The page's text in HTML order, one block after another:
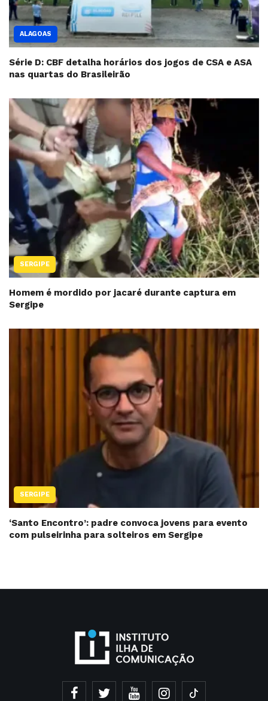
ALAGOAS
Série D: CBF detalha horários dos jogos de CSA e ASA
nas quartas do Brasileirão
SERGIPE
Homem é mordido por jacaré durante captura em
Sergipe
SERGIPE
‘Santo Encontro’: padre convoca jovens para evento
com pulseirinha para solteiros em Sergipe